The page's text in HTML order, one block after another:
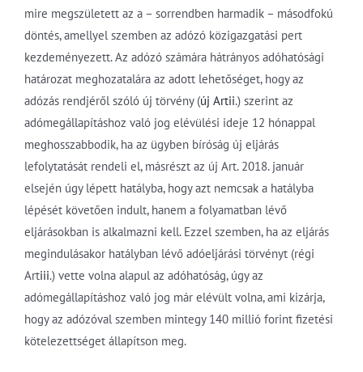
mire megszületett az a – sorrendben harmadik – másodfokú
döntés, amellyel szemben az adózó közigazgatási pert
kezdeményezett. Az adózó számára hátrányos adóhatósági
határozat meghozatalára az adott lehetőséget, hogy az
adózás rendjéről szóló új törvény (új Artii.) szerint az
adómegállapításhoz való jog elévülési ideje 12 hónappal
meghosszabbodik, ha az ügyben bíróság új eljárás
lefolytatását rendeli el, másrészt az új Art. 2018. január
elsején úgy lépett hatályba, hogy azt nemcsak a hatályba
lépését követően indult, hanem a folyamatban lévő
eljárásokban is alkalmazni kell. Ezzel szemben, ha az eljárás
megindulásakor hatályban lévő adóeljárási törvényt (régi
Artiii.) vette volna alapul az adóhatóság, úgy az
adómegállapításhoz való jog már elévült volna, ami kizárja,
hogy az adózóval szemben mintegy 140 millió forint fizetési
kötelezettséget állapítson meg.